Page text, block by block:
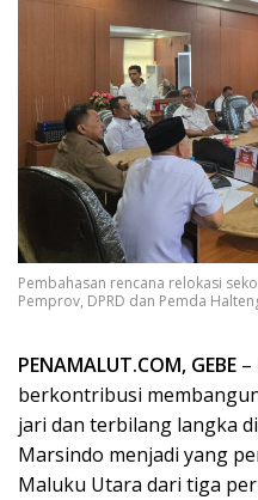
Pembahasan rencana relokasi
Pemprov, DPRD dan Pemda
PENAMALUT.COM, GEBE –
berkontribusi
jari dan terbilang langka
Marsindo menjadi yang
Maluku Utara dari tiga